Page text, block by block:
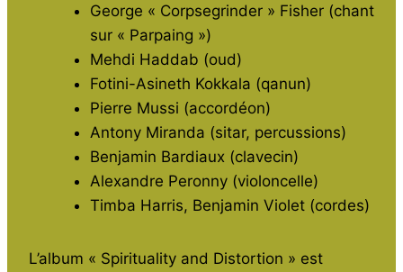
George « Corpsegrinder » Fisher (chant
sur « Parpaing »)
Mehdi Haddab (oud)
Fotini-Asineth Kokkala (qanun)
Pierre Mussi (accordéon)
Antony Miranda (sitar, percussions)
Benjamin Bardiaux (clavecin)
Alexandre Peronny (violoncelle)
Timba Harris, Benjamin Violet (cordes)
L’album « Spirituality and Distortion » est